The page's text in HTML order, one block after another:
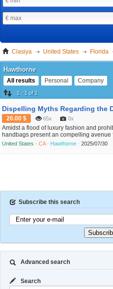
Clasiya United States Florida
Hawthorne
All results Personal Company
1 - 1 of 1
Dispelling Myths Regarding the
20.00 $ 65x 0x
Amidst a flood of luxury fashion and
handbags present an compelling
desire style without the high price tag.
craftsmanship and meticulous attention ...
United States ·CA · Hawthorne ·2025/07/30
Subscribe this search
Advanced search
Search